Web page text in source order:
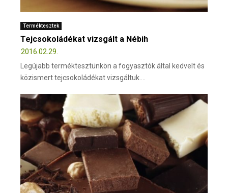
Terméktesztek
Tejcsokoládékat vizsgált a Nébih
2016.02.29.
Legújabb terméktesztünkön a fogyasztók által kedvelt és
közismert tejcsokoládékat vizsgáltuk....